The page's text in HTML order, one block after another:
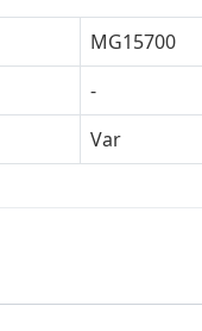
MG15700
-
Var